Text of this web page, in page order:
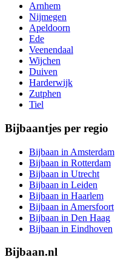
Arnhem
Nijmegen
Apeldoorn
Ede
Veenendaal
Wijchen
Duiven
Harderwijk
Zutphen
Tiel
Bijbaantjes per regio
Bijbaan in Amsterdam
Bijbaan in Rotterdam
Bijbaan in Utrecht
Bijbaan in Leiden
Bijbaan in Haarlem
Bijbaan in Amersfoort
Bijbaan in Den Haag
Bijbaan in Eindhoven
Bijbaan.nl